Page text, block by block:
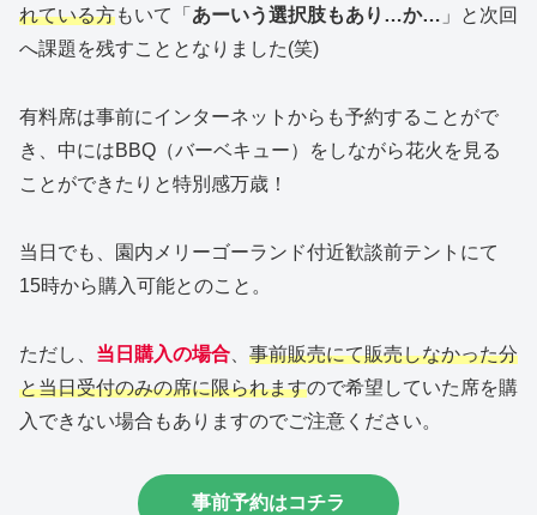
れている方もいて「 あーいう選択肢もあり…か… 」と次回
へ課題を残すこととなりました(笑)
有料席は事前にインターネットからも予約することがで
き、中にはBBQ（バーベキュー）をしながら花火を見る
ことができたりと特別感万歳！
当日でも、園内メリーゴーランド付近歓談前テントにて
15時から購入可能とのこと。
ただし、 当日購入の場合
事前販売にて販売しなかった分
と当日受付のみの席に限られますので希望していた席を購
入できない場合もありますのでご注意ください。
事前予約はコチラ